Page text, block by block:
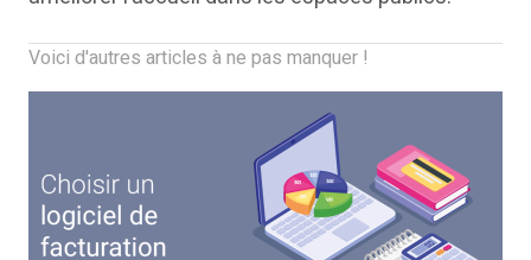
Voici d'autres articles à ne pas manquer !